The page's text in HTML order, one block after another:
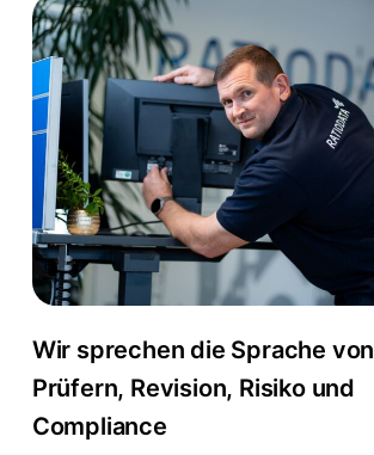
Wir sprechen die Sprache von
Prüfern, Revision, Risiko und
Compliance